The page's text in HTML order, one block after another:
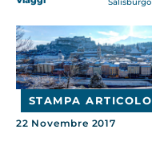
STAMPA ARTICOLO
22 Novembre 2017